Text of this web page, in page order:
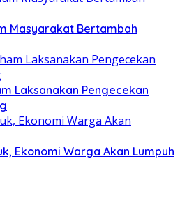
Masyarakat Bertambah
Laksanakan Pengecekan
Ekonomi Warga Akan Lumpuh